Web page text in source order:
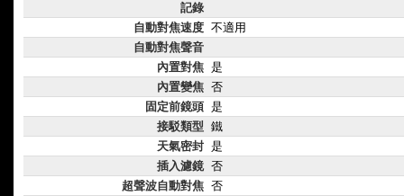
記錄
自動對焦速度 不適用
自動對焦聲音
內置對焦 是
內置變焦 否
固定前鏡頭 是
接駁類型 鐵
天氣密封 是
插入濾鏡 否
超聲波自動對焦 否